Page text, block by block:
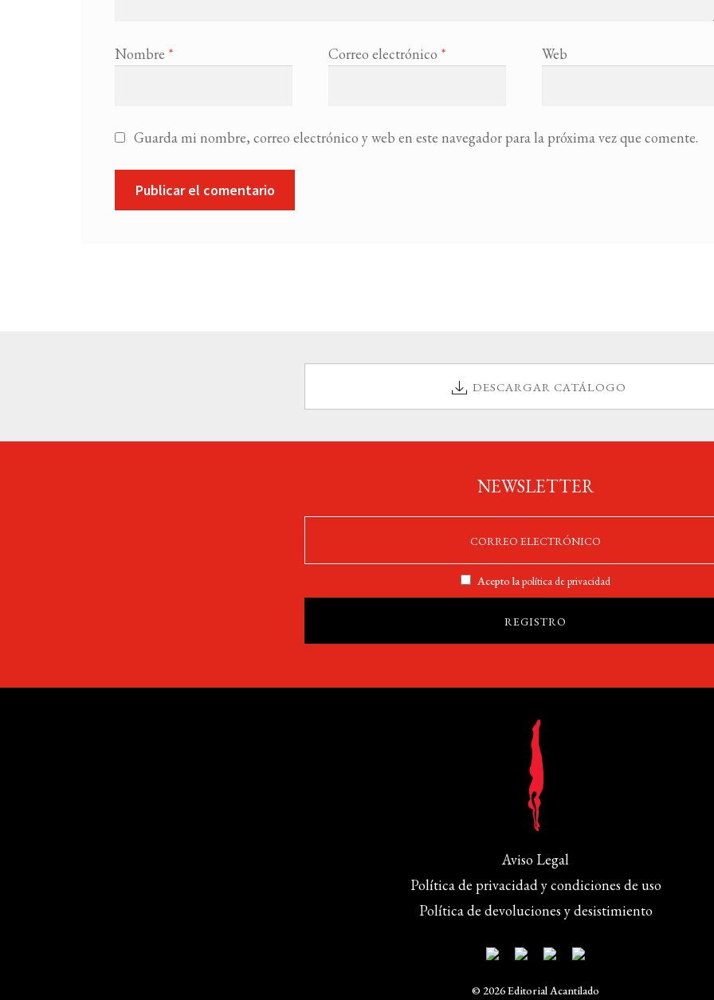
Nombre * Correo electrónico * Web
Guarda mi nombre, correo electrónico y web en este navegador para la próxima vez que comente.
DESCARGAR CATÁLOGO
NEWSLETTER
Acepto lapolítica de privacidad
Aviso Legal
Política de privacidad y condiciones de uso
Política de devoluciones y desistimiento
© 2026 Editorial Acantilado